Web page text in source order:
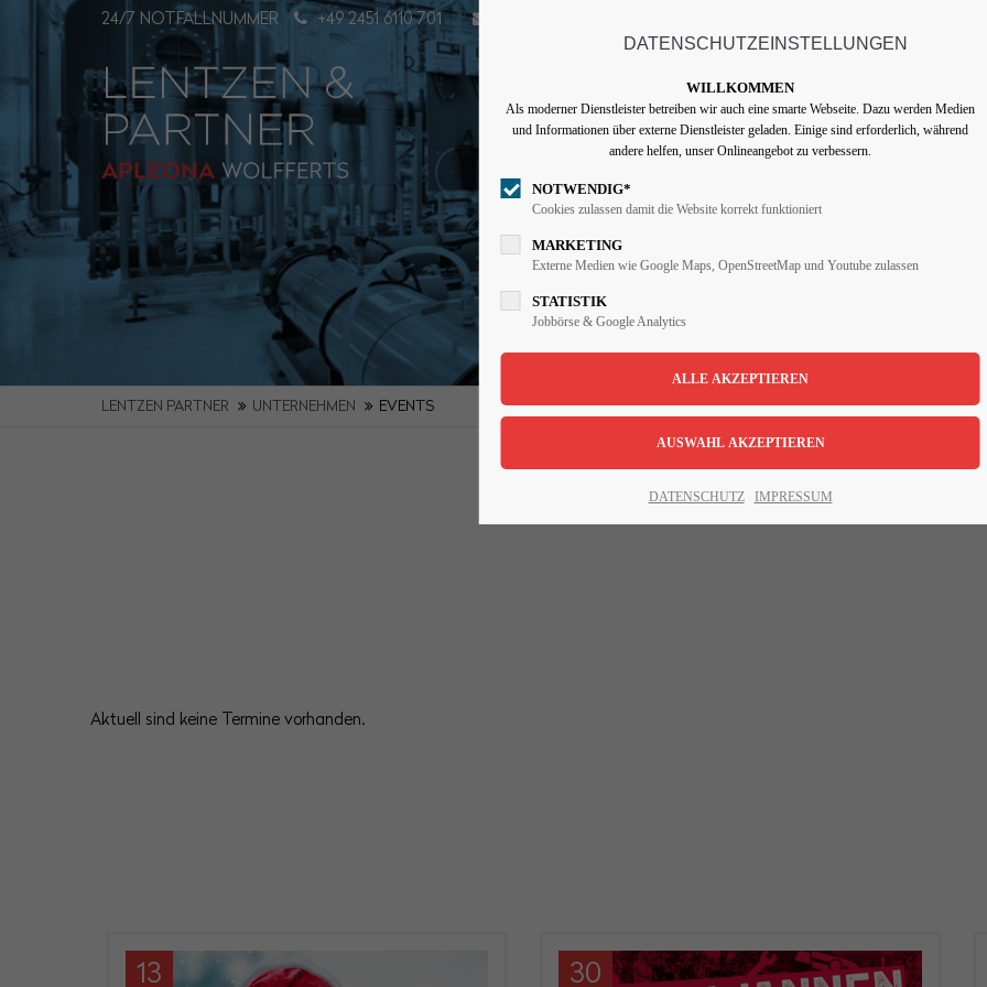
Login
Benutzername
Passwort
Angemeldet bleiben
Anmelden
Support
24h/ 365days
Mon - Fri 8:00am - 5:00pm
Get in touch
376-293 City Road, Suite
+44 1234 567 890
info@yourdomain.com
24/7 NOTFALLNUMMER +49 2451 6110 701
START UNTERNEHMEN
LENTZEN PARTNER UNTERNEHMEN EVENTS
Aktuell sind keine Termine vorhanden.
13 30
DATENSCHUTZEINSTELLUNGEN
WILLKOMMEN
Als moderner Dienstleister betreiben wir auch eine smarte Webseite. Dazu werden Medien
und Informationen über externe Dienstleister geladen. Einige sind erforderlich, während
andere helfen, unser Onlineangebot zu verbessern.
NOTWENDIG*
Cookies zulassen damit die Website korrekt funktioniert
MARKETING
Externe Medien wie Google Maps, OpenStreetMap und Youtube zulassen
STATISTIK
Jobbörse & Google Analytics
DATENSCHUTZ IMPRESSUM